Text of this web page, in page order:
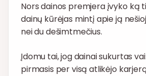
Nors dainos premjera įvyko ką
dainų kūrėjas mintį apie ją
nei du dešimtmečius.
Įdomu tai, jog dainai sukurtas
pirmasis per visą atlikėjo